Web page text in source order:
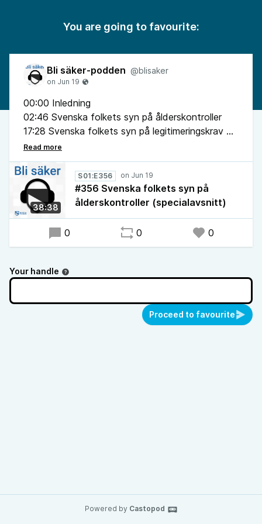
You are going to favourite:
Bli säker-podden @blisaker
00:00 Inledning
02:46 Svenska folkets syn på ålderskontroller
17:28 Svenska folkets syn på legitimeringskrav
29:35 Lärdomar från åldersgränserna i Australien
38:38
S01:E356
#356 Svenska folkets syn på
ålderskontroller (specialavsnitt)
0 0 0
Your handle
Proceed to favourite
Powered by Castopod